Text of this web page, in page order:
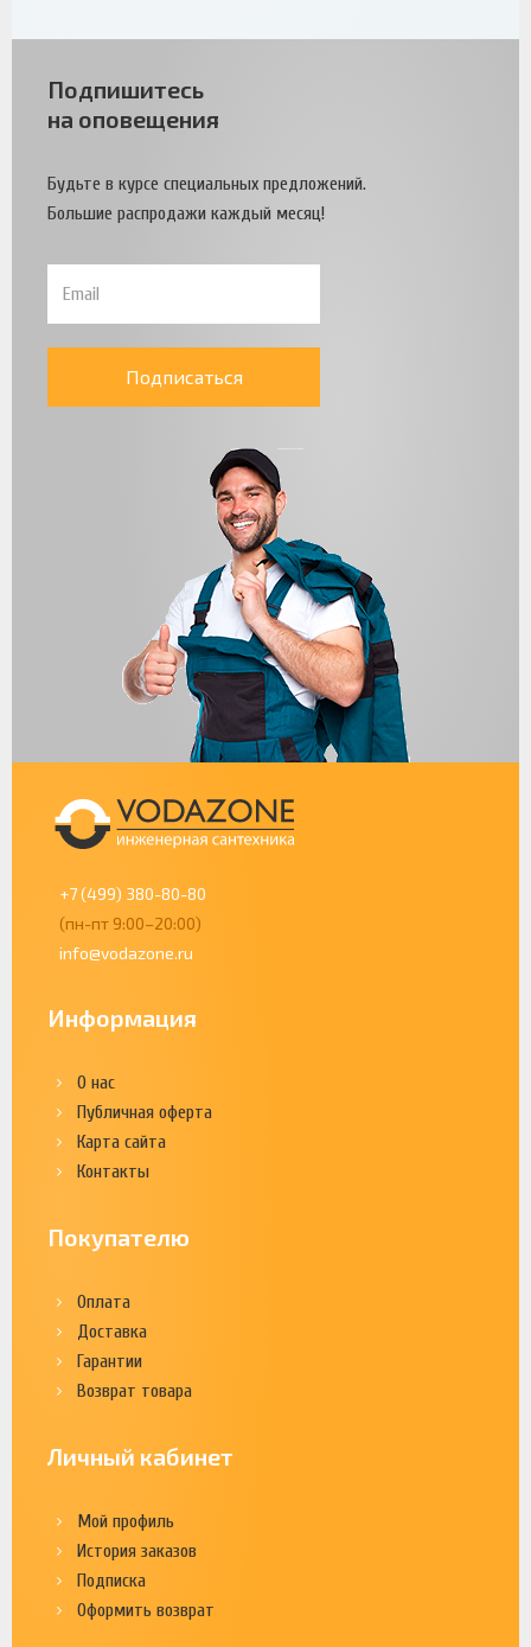
Подпишитесь
на оповещения
Будьте в курсе специальных предложений.
Большие распродажи каждый месяц!
Подписаться
+7 (499) 380-80-80
(пн-пт 9:00–20:00)
info@vodazone.ru
Информация
О нас
Публичная оферта
Карта сайта
Контакты
Покупателю
Оплата
Доставка
Гарантии
Возврат товара
Личный кабинет
Мой профиль
История заказов
Подписка
Оформить возврат